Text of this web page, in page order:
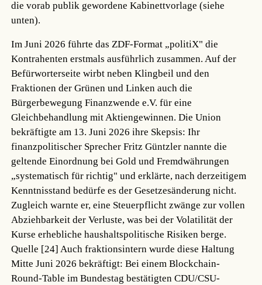
die vorab publik gewordene Kabinettvorlage (siehe
unten).
Im Juni 2026 führte das ZDF-Format „politiX" die
Kontrahenten erstmals ausführlich zusammen. Auf der
Befürworterseite wirbt neben Klingbeil und den
Fraktionen der Grünen und Linken auch die
Bürgerbewegung Finanzwende e.V. für eine
Gleichbehandlung mit Aktiengewinnen. Die Union
bekräftigte am 13. Juni 2026 ihre Skepsis: Ihr
finanzpolitischer Sprecher Fritz Güntzler nannte die
geltende Einordnung bei Gold und Fremdwährungen
„systematisch für richtig" und erklärte, nach derzeitigem
Kenntnisstand bedürfe es der Gesetzesänderung nicht.
Zugleich warnte er, eine Steuerpflicht zwänge zur vollen
Abziehbarkeit der Verluste, was bei der Volatilität der
Kurse erhebliche haushaltspolitische Risiken berge.
Quelle [24] Auch fraktionsintern wurde diese Haltung
Mitte Juni 2026 bekräftigt: Bei einem Blockchain-
Round-Table im Bundestag bestätigten CDU/CSU-